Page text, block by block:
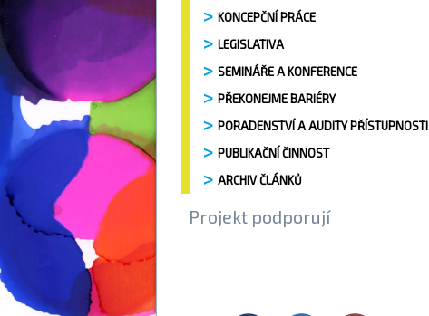
KONCEPČNÍ PRÁCE
LEGISLATIVA
SEMINÁŘE A KONFERENCE
PŘEKONEJME BARIÉRY
PORADENSTVÍ A AUDITY PŘÍSTUPNOSTI
PUBLIKAČNÍ ČINNOST
ARCHIV ČLÁNKŮ
Projekt podporují